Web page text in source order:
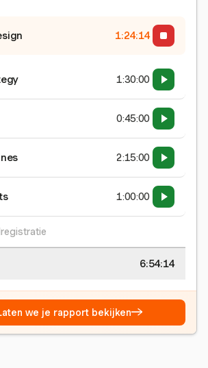
1:24:15
1:30:00
0:45:00
2:15:00
1:00:00
6:54:15
we je rapport bekijken→